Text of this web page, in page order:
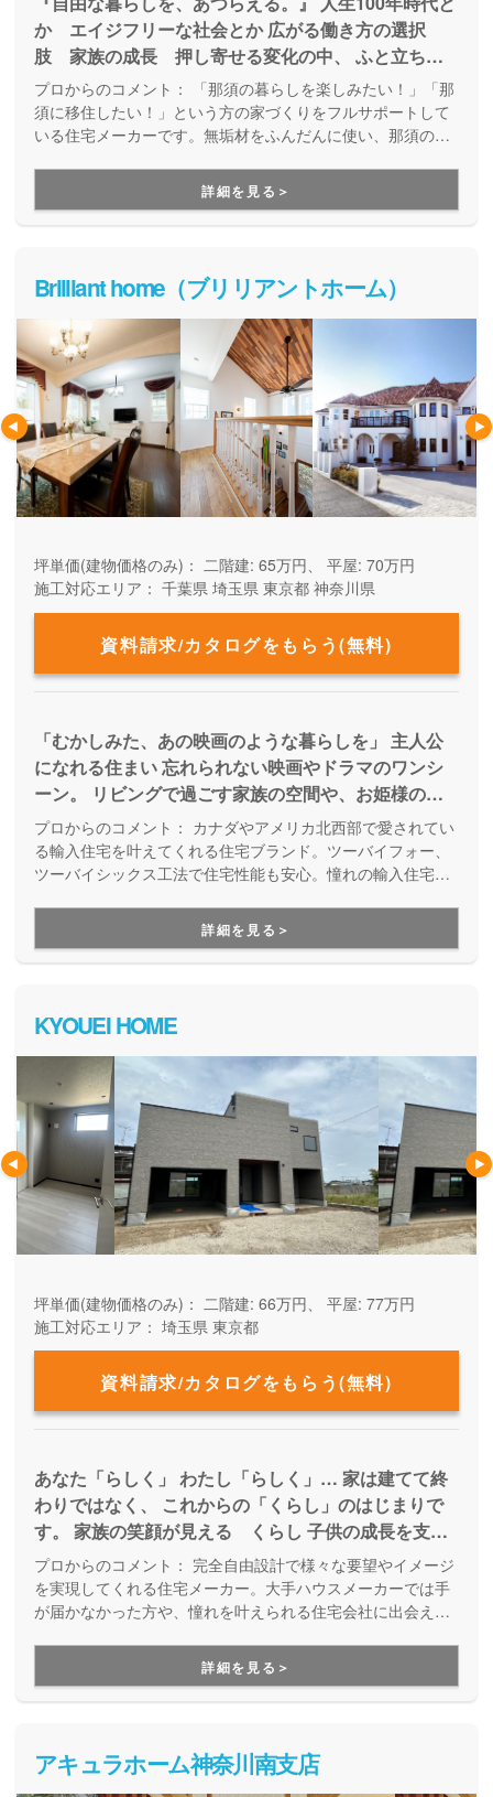
か エイジフリーな社会とか 広がる働き方の選択
肢 家族の成長 押し寄せる変化の中、 ふと立ち止
まり考える自分自身の「生き方」。 「人生を楽しむ
ってなんだろう」 そんなライフ・シフトのはじまり
に わたしたちall in houseは「住む」を通じて、 ここ
のびをせずに好きなものだけ連れて行く。 「自分ら
しさ」と「自由」に出会える、 生き方を変える住ま
プロからのコメント：
「那須の暮らしを楽しみたい！」「那
須に移住したい！」という方の家づくりをフルサポートして
いる住宅メーカーです。無垢材をふんだんに使い、那須の自
す。家づくりコーディネーターと設計士が、理想の家を実現
します。
詳細を見る＞
Brilliant home（ブリリアントホーム）
坪単価(建物価格のみ)： 二階建: 65万円、 平屋: 70万円
施工対応エリア： 千葉県 埼玉県 東京都 神奈川県
資料請求/カタログをもらう(無料)
「むかしみた、あの映画のような暮らしを」 主人公
になれる住まい 忘れられない映画やドラマのワンシ
ーン。 リビングで過ごす家族の空間や、お姫様のよ
うに階段を降りてくる姿… あなたの憧れを、私たち
と一緒に叶えませんか。
プロからのコメント： カナダやアメリカ北西部で愛されてい
る輸入住宅を叶えてくれる住宅ブランド。ツーバイフォー、
ツーバイシックス工法で住宅性能も安心。憧れの輸入住宅で
詳細を見る＞
KYOUEI HOME
坪単価(建物価格のみ)： 二階建: 66万円、 平屋: 77万円
施工対応エリア： 埼玉県 東京都
資料請求/カタログをもらう(無料)
あなた「らしく」 わたし「らしく」… 家は建てて終
わりではなく、 これからの「くらし」のはじまりで
す。 家族の笑顔が見える くらし 子供の成長を支え
る くらし ペットとのたのしい くらし… それぞれ
理想のくらしがあると思います。 その「くらす」こ
とについて、わたしたちは一緒に寄り添い考えていき
お手伝いしていきます。
プロからのコメント： 完全自由設計で様々な要望やイメージ
を実現してくれる住宅メーカー。大手ハウスメーカーでは手
が届かなかった方や、憧れを叶えられる住宅会社に出会えな
ォームにも対応しています。「こんな家が建てたい！」「こ
んな暮らしがしたい！」という思いに寄り添い、設計士さん
と二人三脚で楽しめる家づくりです。
詳細を見る＞
アキュラホーム神奈川南支店